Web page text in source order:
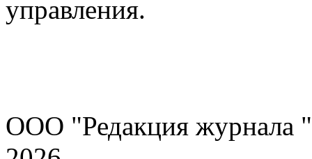
управления.
ООО "Редакция журнала